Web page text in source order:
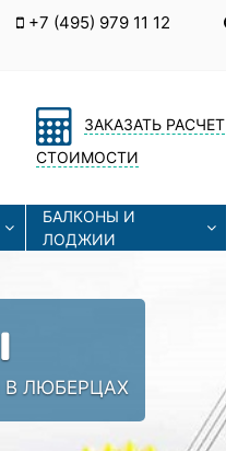
+7 (495) 979 11 12
ЗАКАЗАТЬ РАСЧЕТ
СТОИМОСТИ
БАЛКОНЫ И
ЛОДЖИИ
В ЛЮБЕРЦАХ